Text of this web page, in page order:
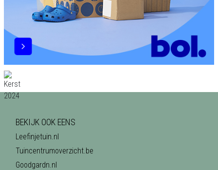
BEKIJK OOK EENS
Leefinjetuin.nl
Tuincentrumoverzicht.be
Goodgardn.nl